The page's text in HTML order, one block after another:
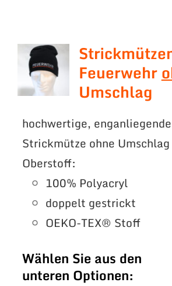
Feuerwehr
Umschlag
hochwertige, enganliegende
Strickmütze ohne Umschlag
Oberstoff:
100% Polyacryl
doppelt gestrickt
OEKO-TEX® Stoff
Wählen Sie aus den
unteren Optionen: